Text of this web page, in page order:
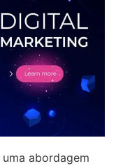
abordagem